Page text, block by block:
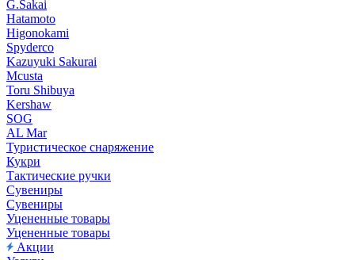
G.Sakai
Hatamoto
Higonokami
Spyderco
Kazuyuki Sakurai
Mcusta
Toru Shibuya
Kershaw
SOG
AL Mar
Туристическое снаряжение
Кукри
Тактические ручки
Сувениры
Сувениры
Уцененные товары
Уцененные товары
Акции